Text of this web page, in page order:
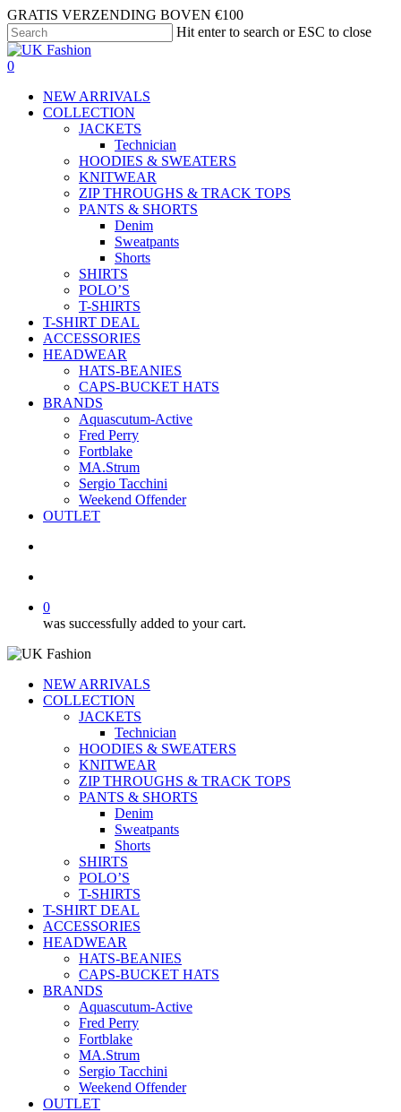
Skip
to
main
content
GRATIS VERZENDING BOVEN €100
Hit enter to search or ESC to close
Close
Search
search
account
0
NEW ARRIVALS
COLLECTION
JACKETS
Technician
HOODIES & SWEATERS
KNITWEAR
ZIP THROUGHS & TRACK TOPS
PANTS & SHORTS
Denim
Sweatpants
Shorts
SHIRTS
POLO’S
T-SHIRTS
T-SHIRT DEAL
ACCESSORIES
HEADWEAR
HATS-BEANIES
CAPS-BUCKET HATS
BRANDS
Aquascutum-Active
Fred Perry
Fortblake
MA.Strum
Sergio Tacchini
Weekend Offender
OUTLET
0
was successfully added to your cart.
NEW ARRIVALS
COLLECTION
JACKETS
Technician
HOODIES & SWEATERS
KNITWEAR
ZIP THROUGHS & TRACK TOPS
PANTS & SHORTS
Denim
Sweatpants
Shorts
SHIRTS
POLO’S
T-SHIRTS
T-SHIRT DEAL
ACCESSORIES
HEADWEAR
HATS-BEANIES
CAPS-BUCKET HATS
BRANDS
Aquascutum-Active
Fred Perry
Fortblake
MA.Strum
Sergio Tacchini
Weekend Offender
OUTLET